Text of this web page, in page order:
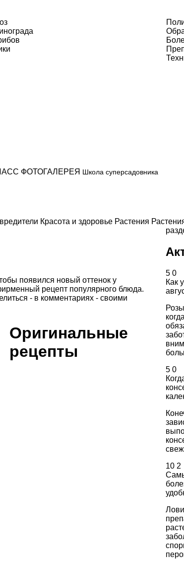
ФОТОГАЛЕРЕЯ Школа суперсадовника
Красота и здоровье Растения
появился новый оттенок у
рецепт популярного блюда.
- в комментариях - своими
Оригинальные
рецепты
5 0
Как
5 0
10 2